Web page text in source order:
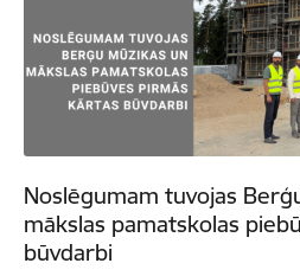
Noslēgumam tuvojas
mākslas pamatskolas
būvdarbi